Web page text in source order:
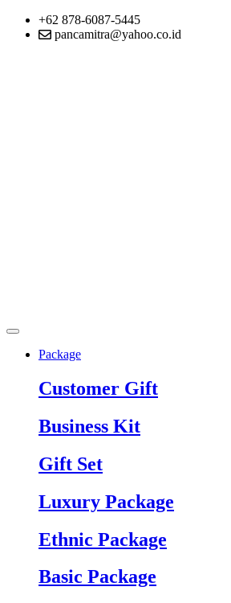
+62 878-6087-5445
pancamitra@yahoo.co.id
Package
Customer Gift
Business Kit
Gift Set
Luxury Package
Ethnic Package
Basic Package